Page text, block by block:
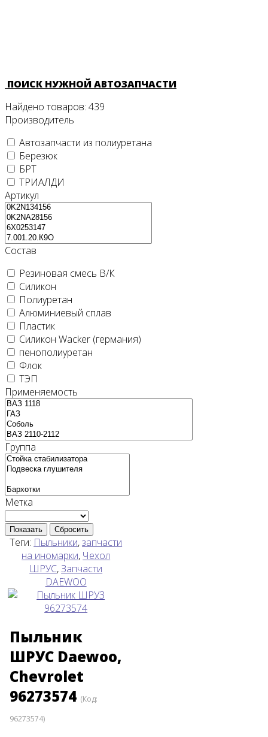
ПОИСК НУЖНОЙ АВТОЗАПЧАСТИ
Найдено товаров: 439
Производитель
Автозапчасти из полиуретана
Березюк
БРТ
ТРИАЛДИ
Артикул
Состав
Резиновая смесь В/К
Силикон
Полиуретан
Алюминиевый сплав
Пластик
Силикон Wacker (германия)
пенополиуретан
Флок
ТЭП
Применяемость
Группа
Метка
Показать Сбросить
Теги: Пыльники,запчасти
на иномарки, Чехол
ШРУС,Запчасти
DAEWOO
Пыльник
ШРУС Daewoo,
Chevrolet
96273574 (Код:
96273574)